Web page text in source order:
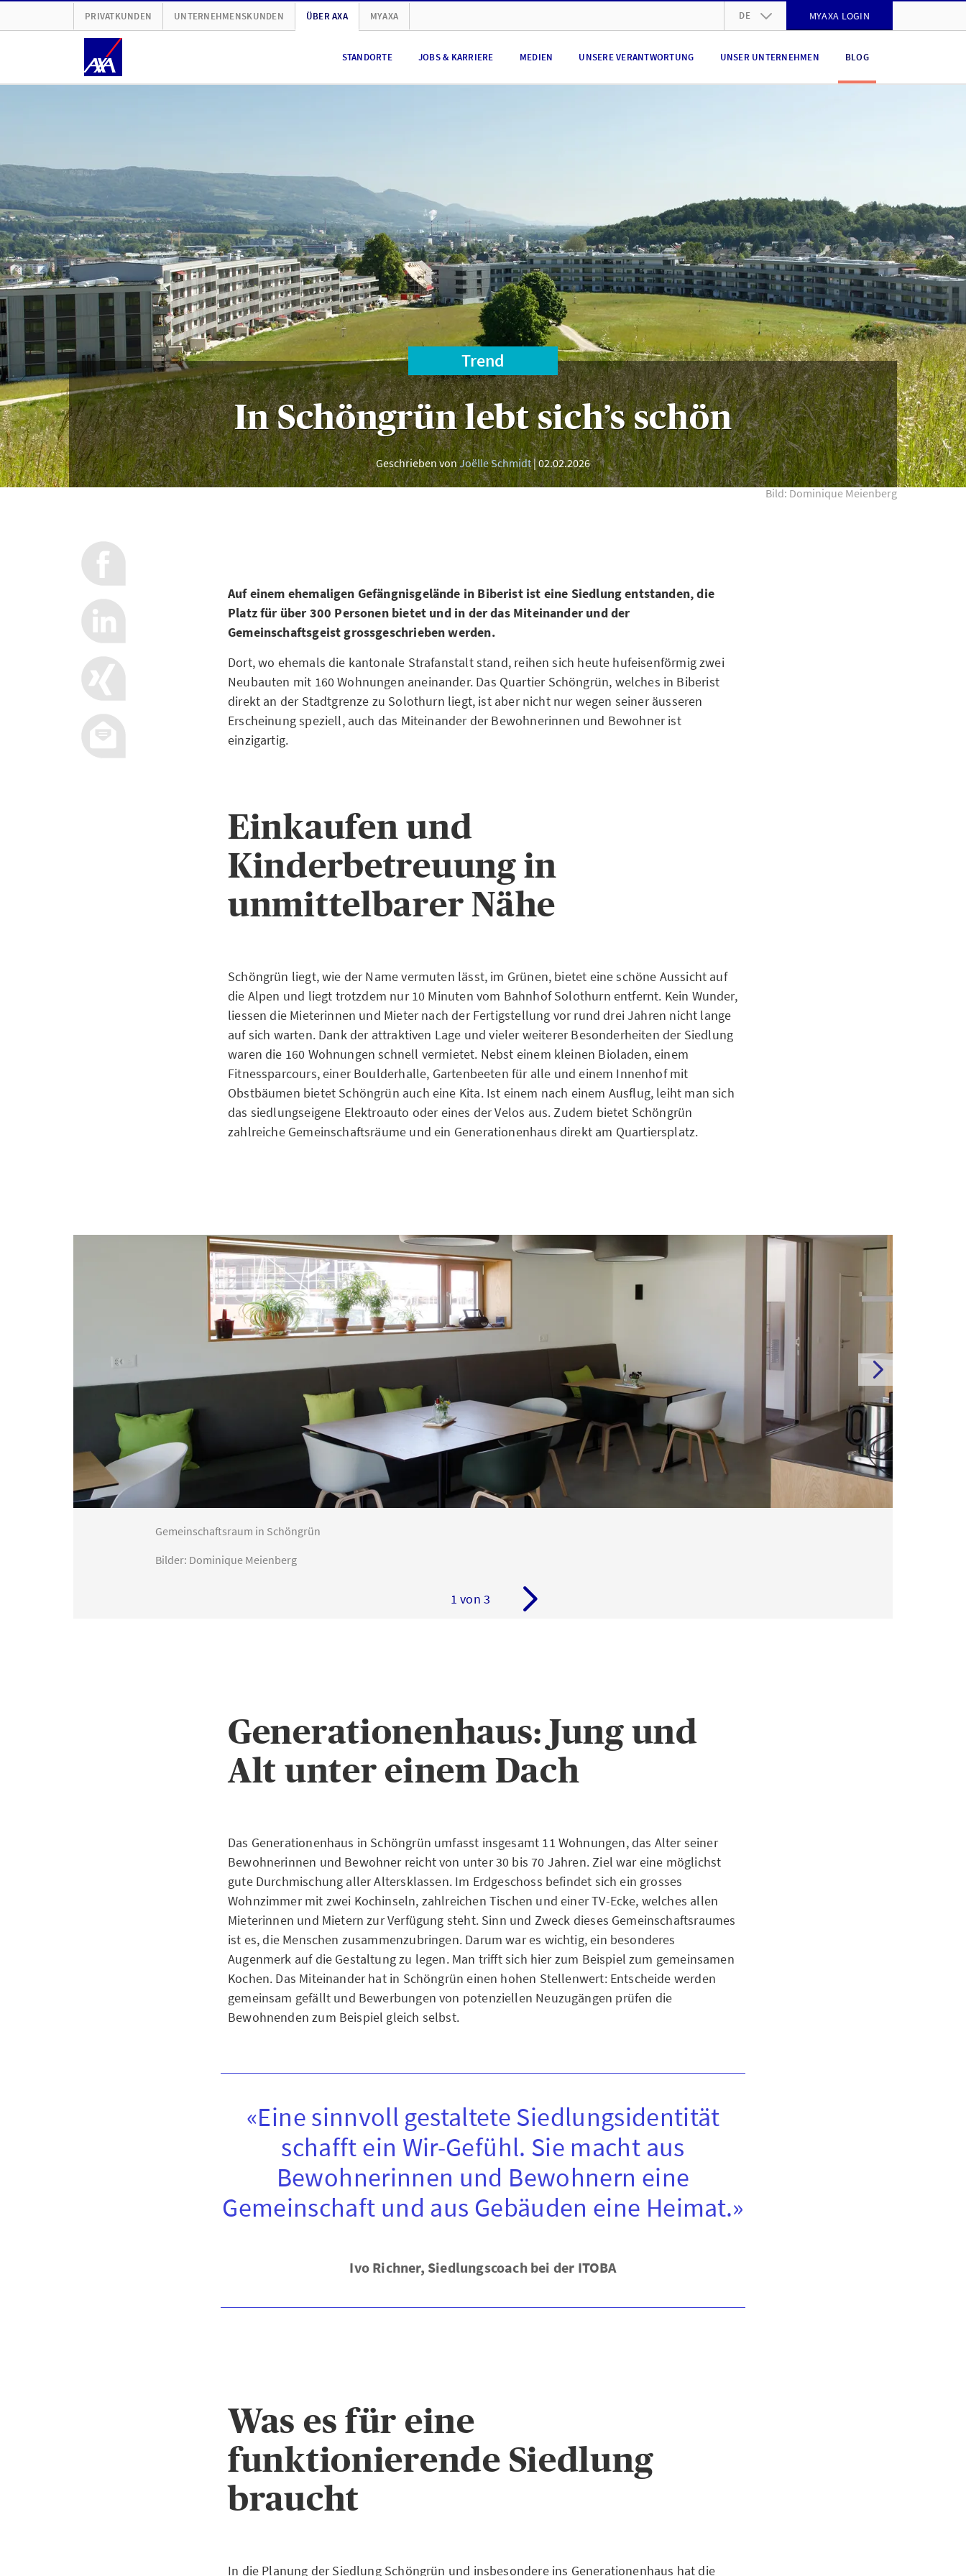
PRIVATKUNDEN UNTERNEHMENSKUNDEN ÜBER AXA MYAXA DE MYAXA LOGIN
STANDORTE JOBS & KARRIERE MEDIEN UNSERE VERANTWORTUNG UNSER UNTERNEHMEN BLOG
Trend
In Schöngrün lebt sich’s schön
Geschrieben vonJoëlle Schmidt 02.02.2026
Bild: Dominique Meienberg
Auf einem ehemaligen Gefängnisgelände in Biberist ist eine Siedlung entstanden, die
Platz für über 300 Personen bietet und in der das Miteinander und der
Gemeinschaftsgeist grossgeschrieben werden.
Dort, wo ehemals die kantonale Strafanstalt stand, reihen sich heute hufeisenförmig zwei
Neubauten mit 160 Wohnungen aneinander. Das Quartier Schöngrün, welches in Biberist
direkt an der Stadtgrenze zu Solothurn liegt, ist aber nicht nur wegen seiner äusseren
Erscheinung speziell, auch das Miteinander der Bewohnerinnen und Bewohner ist
einzigartig.
Einkaufen und
Kinderbetreuung in
unmittelbarer Nähe
Schöngrün liegt, wie der Name vermuten lässt, im Grünen, bietet eine schöne Aussicht auf
die Alpen und liegt trotzdem nur 10 Minuten vom Bahnhof Solothurn entfernt. Kein Wunder,
liessen die Mieterinnen und Mieter nach der Fertigstellung vor rund drei Jahren nicht lange
auf sich warten. Dank der attraktiven Lage und vieler weiterer Besonderheiten der Siedlung
waren die 160 Wohnungen schnell vermietet. Nebst einem kleinen Bioladen, einem
Fitnessparcours, einer Boulderhalle, Gartenbeeten für alle und einem Innenhof mit
Obstbäumen bietet Schöngrün auch eine Kita. Ist einem nach einem Ausflug, leiht man sich
das siedlungseigene Elektroauto oder eines der Velos aus. Zudem bietet Schöngrün
zahlreiche Gemeinschaftsräume und ein Generationenhaus direkt am Quartiersplatz.
Gemeinschaftsraum in Schöngrün
Bilder: Dominique Meienberg
1 von 3
Generationenhaus: Jung und
Alt unter einem Dach
Das Generationenhaus in Schöngrün umfasst insgesamt 11 Wohnungen, das Alter seiner
Bewohnerinnen und Bewohner reicht von unter 30 bis 70 Jahren.Ziel war eine möglichst
gute Durchmischung aller Altersklassen. Im Erdgeschoss befindet sich ein grosses
Wohnzimmer mit zwei Kochinseln, zahlreichen Tischen und einer TV-Ecke, welches allen
Mieterinnen und Mietern zur Verfügung steht. Sinn und Zweck dieses Gemeinschaftsraumes
ist es, die Menschen zusammenzubringen. Darum war es wichtig, ein besonderes
Augenmerk auf die Gestaltung zu legen. Man trifft sich hier zum Beispiel zum gemeinsamen
Kochen. Das Miteinander hat in Schöngrün einen hohen Stellenwert: Entscheide werden
gemeinsam gefällt und Bewerbungen von potenziellen Neuzugängen prüfen die
Bewohnenden zum Beispiel gleich selbst.
«Eine sinnvoll gestaltete Siedlungsidentität
schafft ein Wir-Gefühl. Sie macht aus
Bewohnerinnen und Bewohnern eine
Gemeinschaft und aus Gebäuden eine Heimat.»
Ivo Richner, Siedlungscoach bei der ITOBA
Was es für eine
funktionierende Siedlung
braucht
In die Planung der Siedlung Schöngrün und insbesondere ins Generationenhaus hat die